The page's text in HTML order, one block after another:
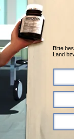
Bitte
Land